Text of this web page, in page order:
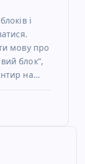
і
мову про
блок”,
на…